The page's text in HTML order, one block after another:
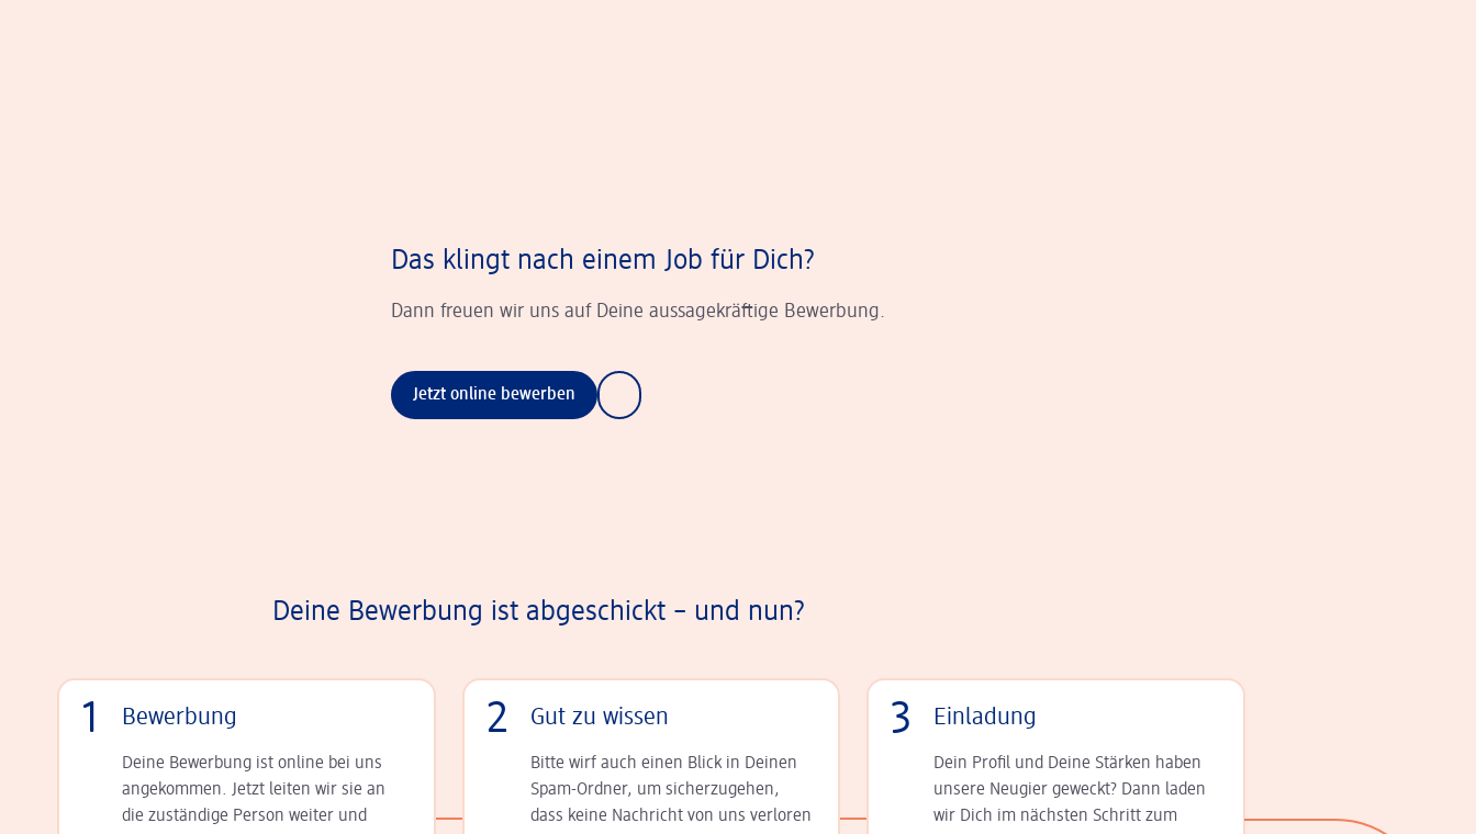
Das klingt nach einem Job für Dich?
Dann freuen wir uns auf Deine aussagekräftige Bewerbung.
Jetzt online bewerben
Deine Bewerbung ist abgeschickt – und nun?
1 Bewerbung
Deine Bewerbung ist online bei uns
angekommen. Jetzt leiten wir sie an
die zu­stän­dige Person weiter und
2 Gut zu wissen
Bitte wirf auch einen Blick in Deinen
Spam-Ordner, um sicherzugehen,
dass keine Nachricht von uns verloren
3 Einladung
Dein Profil und Deine Stär­ken haben
unsere Neugier geweckt? Dann laden
wir Dich im nächsten Schritt zum